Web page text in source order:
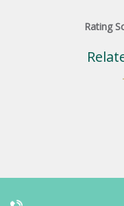
Rating